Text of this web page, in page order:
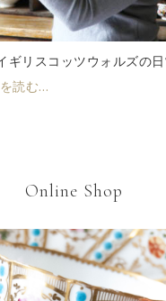
ギリスコッツウォルズの日
読む…
Online Shop